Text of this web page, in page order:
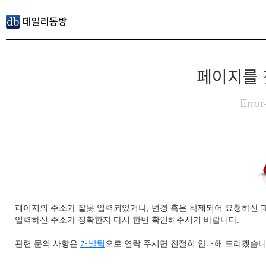
페이지를
페이지의 주소가 잘못 입력되었거나, 변경 혹은 삭제되어 요청하신
입력하신 주소가 정확한지 다시 한번 확인해주시기 바랍니다.
관련 문의 사항은 개발팀 으로 연락 주시면 친절히 안내해 드리겠습